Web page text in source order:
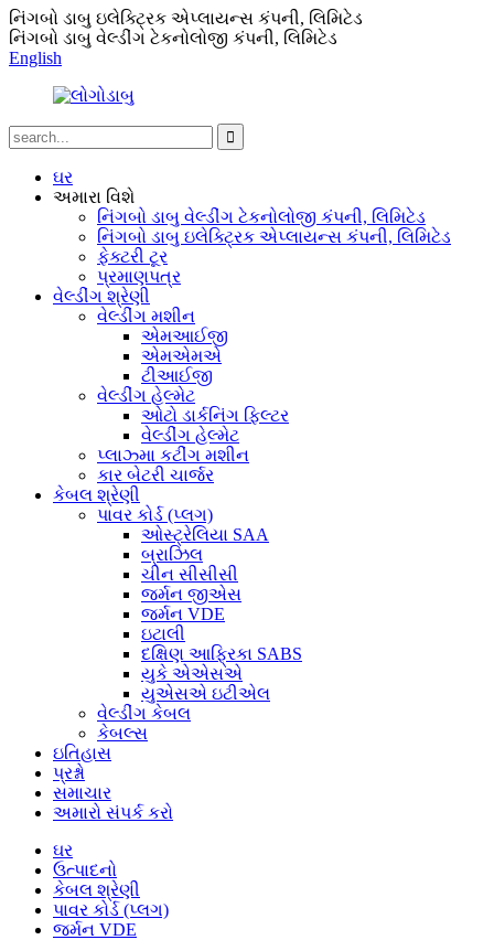
નિંગબો ડાબુ ઇલેક્ટ્રિક એપ્લાયન્સ કંપની, લિમિટેડ
નિંગબો ડાબુ વેલ્ડીંગ ટેકનોલોજી કંપની, લિમિટેડ
English
ઘર
અમારા વિશે
નિંગબો ડાબુ વેલ્ડીંગ ટેકનોલોજી કંપની, લિમિટેડ
નિંગબો ડાબુ ઇલેક્ટ્રિક એપ્લાયન્સ કંપની, લિમિટેડ
ફેક્ટરી ટૂર
પ્રમાણપત્ર
વેલ્ડીંગ શ્રેણી
વેલ્ડીંગ મશીન
એમઆઈજી
એમએમએ
ટીઆઈજી
વેલ્ડીંગ હેલ્મેટ
ઓટો ડાર્કનિંગ ફિલ્ટર
વેલ્ડીંગ હેલ્મેટ
પ્લાઝ્મા કટીંગ મશીન
કાર બેટરી ચાર્જર
કેબલ શ્રેણી
પાવર કોર્ડ (પ્લગ)
ઓસ્ટ્રેલિયા SAA
બ્રાઝિલ
ચીન સીસીસી
જર્મન જીએસ
જર્મન VDE
ઇટાલી
દક્ષિણ આફ્રિકા SABS
યુકે એએસએ
યુએસએ ઇટીએલ
વેલ્ડીંગ કેબલ
કેબલ્સ
ઇતિહાસ
પ્રશ્નો
સમાચાર
અમારો સંપર્ક કરો
ઘર
ઉત્પાદનો
કેબલ શ્રેણી
પાવર કોર્ડ (પ્લગ)
જર્મન VDE